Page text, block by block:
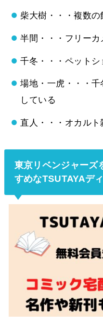
柴大樹・・・複数
半間・・・フリーカ
千冬・・・ペット
場地・一虎・・・
している
直人・・・オカルト
東京リベンジャーズ
すめなTSUTAYAデ